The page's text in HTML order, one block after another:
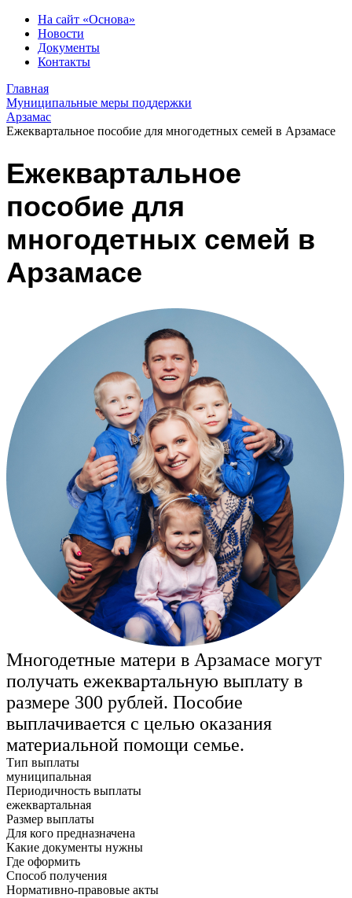
На сайт «Основа»
Новости
Документы
Контакты
Главная
Муниципальные меры поддержки
Арзамас
Ежеквартальное пособие для многодетных семей в Арзамасе
Ежеквартальное
пособие для
многодетных семей в
Арзамасе
Многодетные матери в Арзамасе могут
получать ежеквартальную выплату в
размере 300 рублей. Пособие
выплачивается с целью оказания
материальной помощи семье.
Тип выплаты
муниципальная
Периодичность выплаты
ежеквартальная
Размер выплаты
Для кого предназначена
Какие документы нужны
Где оформить
Способ получения
Нормативно-правовые акты